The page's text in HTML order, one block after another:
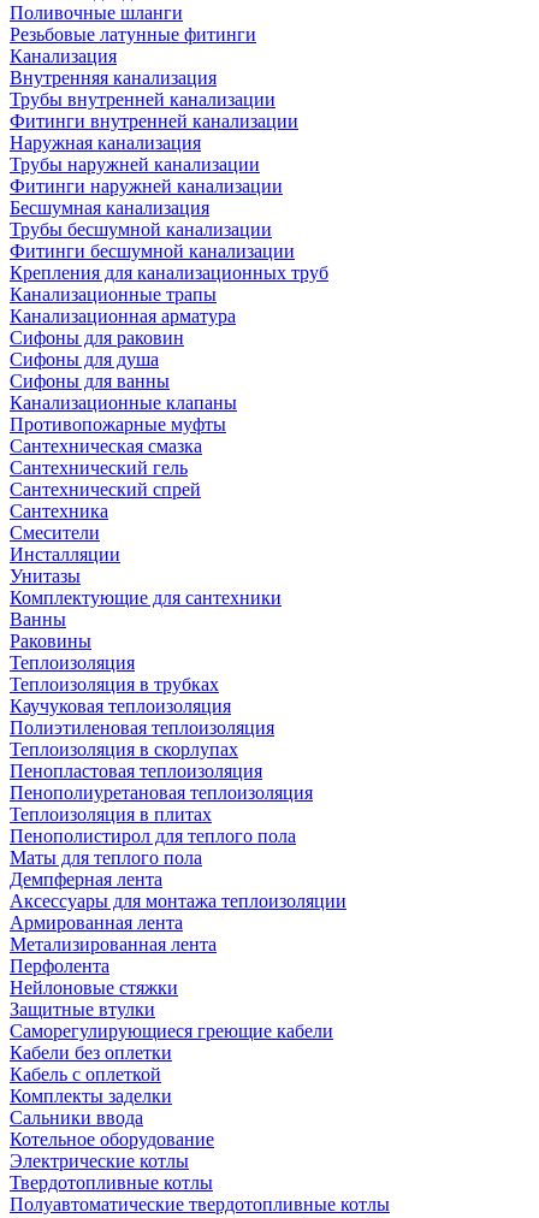
Поливочные шланги
Резьбовые латунные фитинги
Канализация
Внутренняя канализация
Трубы внутренней канализации
Фитинги внутренней канализации
Наружная канализация
Трубы наружней канализации
Фитинги наружней канализации
Бесшумная канализация
Трубы бесшумной канализации
Фитинги бесшумной канализации
Крепления для канализационных труб
Канализационные трапы
Канализационная арматура
Сифоны для раковин
Сифоны для душа
Сифоны для ванны
Канализационные клапаны
Противопожарные муфты
Сантехническая смазка
Сантехнический гель
Сантехнический спрей
Сантехника
Смесители
Инсталляции
Унитазы
Комплектующие для сантехники
Ванны
Раковины
Теплоизоляция
Теплоизоляция в трубках
Каучуковая теплоизоляция
Полиэтиленовая теплоизоляция
Теплоизоляция в скорлупах
Пенопластовая теплоизоляция
Пенополиуретановая теплоизоляция
Теплоизоляция в плитах
Пенополистирол для теплого пола
Маты для теплого пола
Демпферная лента
Аксессуары для монтажа теплоизоляции
Армированная лента
Метализированная лента
Перфолента
Нейлоновые стяжки
Защитные втулки
Саморегулирующиеся греющие кабели
Кабели без оплетки
Кабель с оплеткой
Комплекты заделки
Сальники ввода
Котельное оборудование
Электрические котлы
Твердотопливные котлы
Полуавтоматические твердотопливные котлы